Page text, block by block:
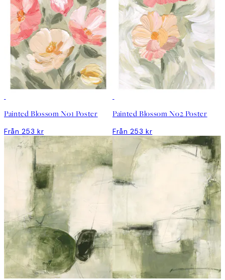
Painted Blossom No1 Poster
Från 253 kr
Painted Blossom No2 Poster
Från 253 kr